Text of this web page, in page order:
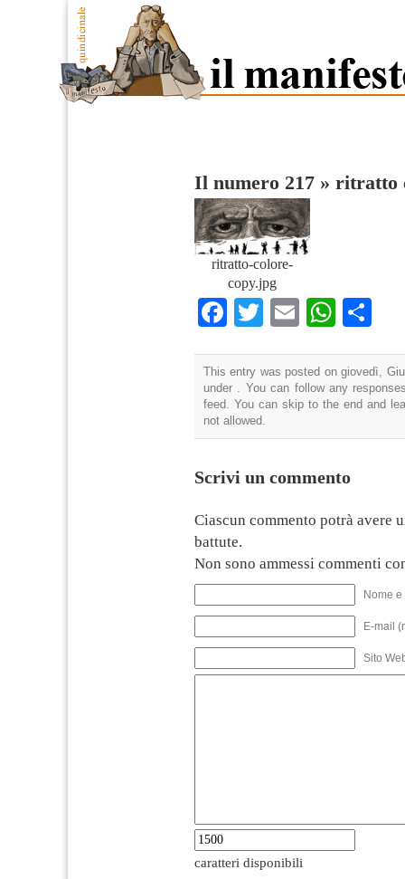
Il numero 217 » ritratto
ritratto-colore-
copy.jpg
Facebook
TwitterEmail
This entry was posted on giovedì,
under . You can follow any
feed. You can skip to the end and
not allowed.
Scrivi un commento
Ciascun commento potrà avere
battute.
Non sono ammessi commenti
Nome
E-mail
Sito
caratteri disponibili